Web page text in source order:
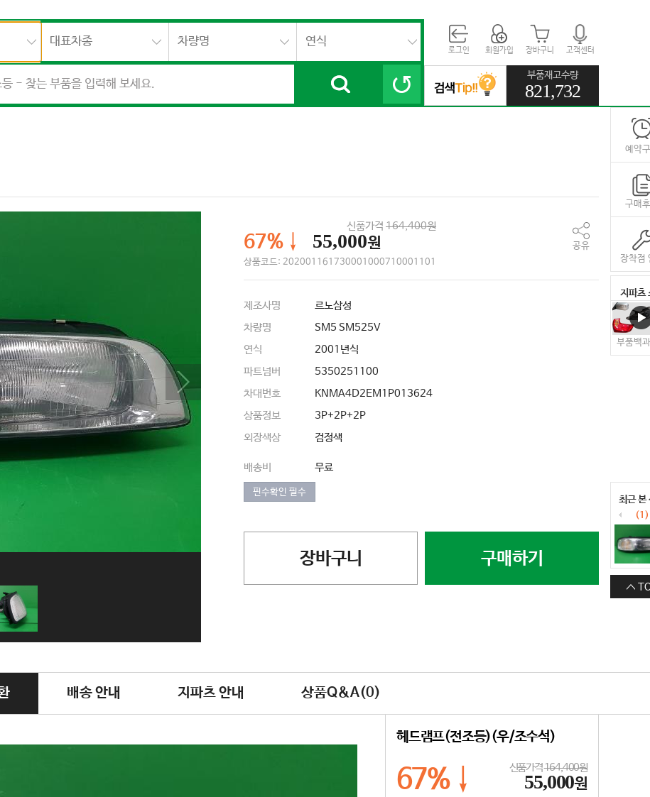
대표차종 차량명 연식
로그인 회원가입 장바구니 고객센터
부품재고수량
821,732
67%↓
신품가격 164,400원
55,000원
상품코드: 202001161730001000710001101
공유
제조사명
르노삼성
차량명
SM5 SM525V
연식
2001년식
파트넘버
5350251100
차대번호
KNMA4D2EM1P013624
상품정보
3P+2P+2P
외장색상
검정색
배송비 무료
핀수확인 필수
장바구니 구매하기
배송 안내 지파츠 안내 상품Q&A(0)
헤드램프(전조등)(우/조수석)
67%↓ 신품가격164,400원
55,000원
예약
구매
장착점
지파츠
부품백
최근 본
(1)